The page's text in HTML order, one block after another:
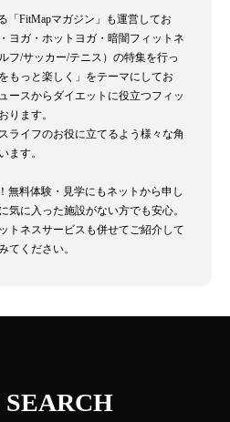
「FitMapマガジン」も運営してお
ヨガ・ホットヨガ・暗闇フィットネ
フ/サッカー/テニス）の特集を行っ
もっと楽しく」をテーマにしてお
ースからダイエットに役立つフィッ
ります。
ライフのお役に立てるよう様々な角
ます。
無料体験・見学にもネットから申し
気に入った施設がない方でも安心。
トネスサービスも併せてご紹介して
てください。